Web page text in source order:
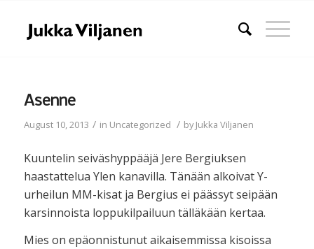
Asenne
August 10, 2013 / in Uncategorized / byJukka Viljanen
Kuuntelin seiväshyppääjä Jere Bergiuksen
haastattelua Ylen kanavilla. Tänään alkoivat Y-
urheilun MM-kisat ja Bergius ei päässyt seipään
karsinnoista loppukilpailuun tälläkään kertaa.
Mies on epäonnistunut aikaisemmissa kisoissa